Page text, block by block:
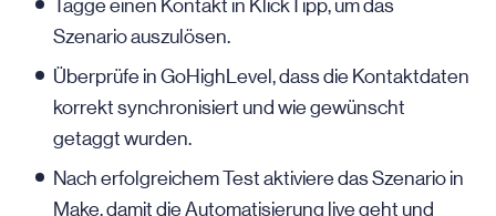
Tagge einen Kontakt in KlickTipp, um das
Szenario auszulösen.
Überprüfe in GoHighLevel, dass die Kontaktdaten
korrekt synchronisiert und wie gewünscht
getaggt wurden.
Nach erfolgreichem Test aktiviere das Szenario in
Make, damit die Automatisierung live geht und